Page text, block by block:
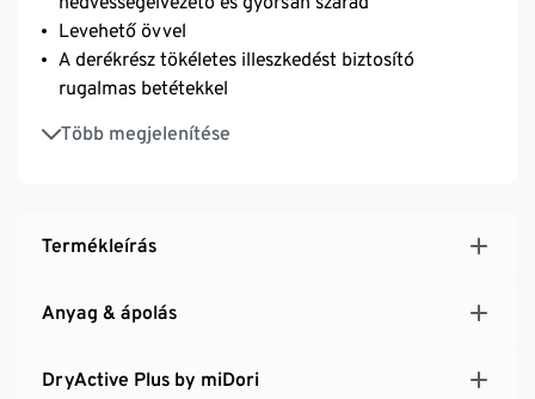
Levehető övvel
A derékrész tökéletes illeszkedést biztosító
rugalmas betétekkel
Több megjelenítése
2 bevágott zseb és 1 cipzáras farzseb
2 cipzáras zseb a nadrágszáron
Termékleírás
Anyag & ápolás
DryActive Plus by miDori